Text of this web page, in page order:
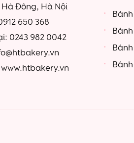
Hà Đông, Hà Nội
650 368
0243 982 0042